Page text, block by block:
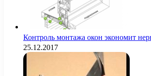
Контроль монтажа окон экономит
25.12.2017